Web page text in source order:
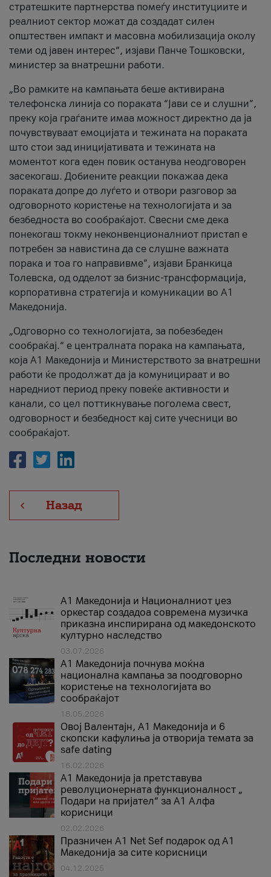
стратешките партнерства помеѓу институциите и
реалниот сектор можат да создадат силен
општествен импакт и масовна мобилизација околу
теми од јавен интерес“, изјави Панче Тошковски,
министер за внатрешни работи.
„Во рамките на кампањата беше активирана
телефонска линија со пораката “Јави се и слушни”,
преку која граѓаните имаа можност директно да ја
почувствуваат емоцијата и тежината на пораката
што стои зад иницијативата и тежината на
моментот кога еден повик останува неодговорен
засекогаш. Добиените реакции покажаа дека
пораката допре до луѓето и отвори разговор за
одговорното користење на технологијата и за
безбедноста во сообраќајот. Свесни сме дека
понекогаш токму неконвенционалниот пристап е
потребен за навистина да се слушне важната
порака и тоа го направивме”, изјави Бранкица
Толевска, од одделот за бизнис-трансформација,
корпоративна стратегија и комуникации во А1
Македонија.
„Одговорно со технологијата, за побезбеден
сообраќај.“ е централната порака на кампањата,
која A1 Македонија и Министерството за внатрешни
работи ќе продолжат да ја комуницираат и во
наредниот период преку повеќе активности и
канали, со цел поттикнување поголема свест,
одговорност и безбедност кај сите учесници во
сообраќајот.
Назад
Последни новости
А1 Македонија и Националниот џез
оркестар создадоа современа музичка
приказна инспирирана од македонското
културно наследство
03.07.2026
A1 Македонија почнува моќна
национална кампања за поодговорно
користење на технологијата во
сообраќајот
18.05.2026
Овој Валентајн, A1 Македонија и 6
скопски кафулиња ја отворија темата за
safe dating
16.02.2026
А1 Македонија ја претставува
револуционерната функционалност „
Подари на пријател“ за А1 Алфа
корисници
02.02.2026
Празничен A1 Net Sеf подарок од А1
Македонија за сите корисници
04.12.2025